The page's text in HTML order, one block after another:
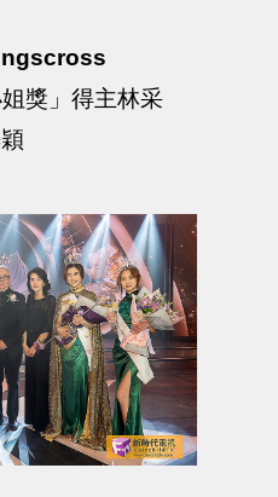
獎」得主林采